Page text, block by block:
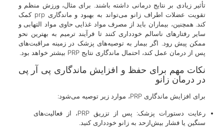
تأثیر زیادی بر نتایج درمانی داشته باشند. برای مثال، ورزش منظم و
تقویت عضلات اطراف زانو می‌تواند به بهبود و ماندگاری prp کمک
کند. همچنین، بیماران باید از مصرف مواد غذایی حاوی مواد التهابی و
سایر رفتارهای ناسالم خودداری کنند تا فرآیند ترمیم به بهترین نحو
ممکن پیش رود. اگر بیمار به توصیه‌های پزشک در زمینه مراقبت‌های
پس از درمان عمل کند، احتمال ماندگاری نتایج PRP بیشتر خواهد بود.
نکات مهم برای حفظ و افزایش ماندگاری پی آر پی
در درمان زانو
برای افزایش ماندگاری PRP، موارد زیر توصیه می‌شود:
رعایت دستورات پزشک: پس از تزریق PRP، از فعالیت‌های
سنگین یا فشار بیش‌ازحد به زانو خودداری کنید.